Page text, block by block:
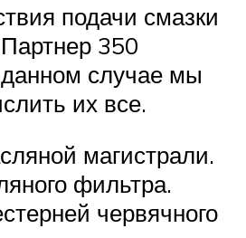
подачи смазки
350
случае мы
их все.
магистрали.
фильтра.
червячного